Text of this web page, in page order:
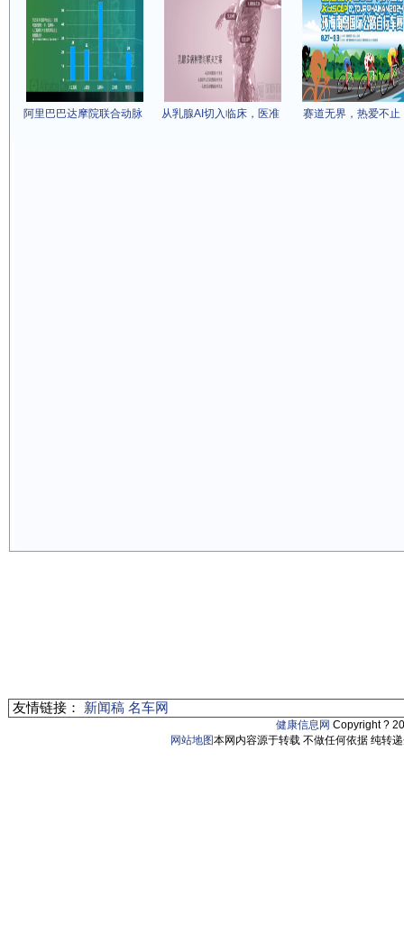
阿里巴巴达摩院联合动脉 从乳腺AI切入临床，医准 赛道无界，热爱不止
友情链接： 新闻稿 名车网
健康信息网 Copyright ?
网站地图本网内容源于转载 不做任何依据 纯转